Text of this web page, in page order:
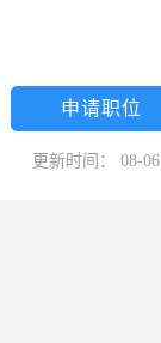
申请职位
更新时间： 08-06